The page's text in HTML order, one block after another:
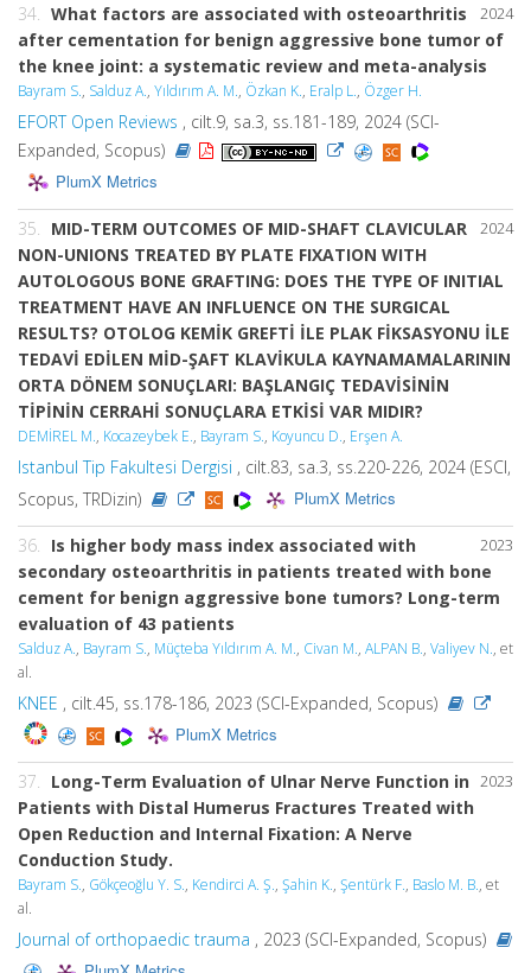
2024
34.
What factors are associated with osteoarthritis
after cementation for benign aggressive bone tumor of
the knee joint: a systematic review and meta-analysis
Bayram S., Salduz A., Yıldırım A. M., Özkan K., Eralp L., Özger H.
EFORT Open Reviews , cilt.9, sa.3, ss.181-189, 2024 (SCI-
Expanded, Scopus)
PlumX Metrics
2024
35.
MID-TERM OUTCOMES OF MID-SHAFT CLAVICULAR
NON-UNIONS TREATED BY PLATE FIXATION WITH
AUTOLOGOUS BONE GRAFTING: DOES THE TYPE OF INITIAL
TREATMENT HAVE AN INFLUENCE ON THE SURGICAL
RESULTS? OTOLOG KEMİK GREFTİ İLE PLAK FİKSASYONU İLE
TEDAVİ EDİLEN MİD-ŞAFT KLAVİKULA KAYNAMAMALARININ
ORTA DÖNEM SONUÇLARI: BAŞLANGIÇ TEDAVİSİNİN
TİPİNİN CERRAHİ SONUÇLARA ETKİSİ VAR MIDIR?
DEMİREL M., Kocazeybek E., Bayram S., Koyuncu D., Erşen A.
Istanbul Tip Fakultesi Dergisi , cilt.83, sa.3, ss.220-226, 2024 (ESCI,
Scopus, TRDizin)
PlumX Metrics
2023
36.
Is higher body mass index associated with
secondary osteoarthritis in patients treated with bone
cement for benign aggressive bone tumors? Long-term
evaluation of 43 patients
Salduz A., Bayram S., Müçteba Yıldırım A. M., Civan M., ALPAN B., Valiyev N., et
al.
KNEE , cilt.45, ss.178-186, 2023 (SCI-Expanded, Scopus)
PlumX Metrics
2023
37.
Long-Term Evaluation of Ulnar Nerve Function in
Patients with Distal Humerus Fractures Treated with
Open Reduction and Internal Fixation: A Nerve
Conduction Study.
Bayram S., Gökçeoğlu Y. S., Kendirci A. Ş., Şahin K., Şentürk F., Baslo M. B., et
al.
Journal of orthopaedic trauma , 2023 (SCI-Expanded, Scopus)